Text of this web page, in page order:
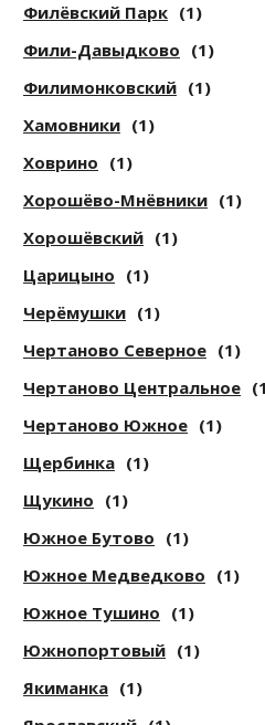
Филёвский Парк (1)
Фили-Давыдково (1)
Филимонковский (1)
Хамовники (1)
Ховрино (1)
Хорошёво-Мнёвники (1)
Хорошёвский (1)
Царицыно (1)
Черёмушки (1)
Чертаново Северное (1)
Чертаново Центральное
Чертаново Южное (1)
Щербинка (1)
Щукино (1)
Южное Бутово (1)
Южное Медведково (1)
Южное Тушино (1)
Южнопортовый (1)
Якиманка (1)